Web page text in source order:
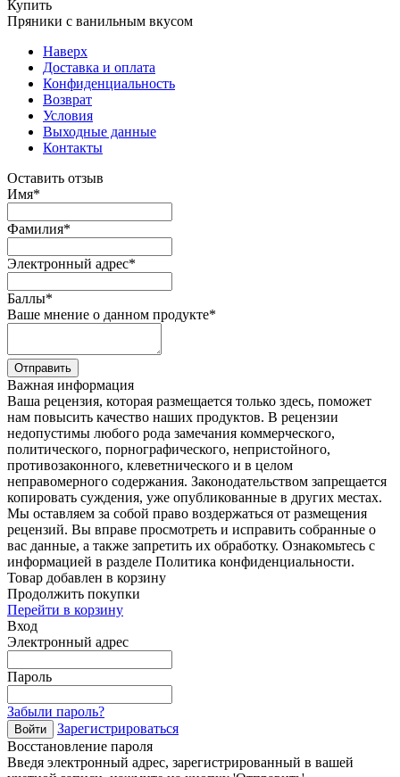
Купить
Пряники с ванильным вкусом
Наверх
Доставка и оплата
Конфиденциальность
Возврат
Условия
Выходные данные
Контакты
Оставить отзыв
Имя*
Фамилия*
Электронный адрес*
Баллы*
Ваше мнение о данном продукте*
Отправить
Важная информация
Ваша рецензия, которая размещается только здесь, поможет
нам повысить качество наших продуктов. В рецензии
недопустимы любого рода замечания коммерческого,
политического, порнографического, непристойного,
противозаконного, клеветнического и в целом
неправомерного содержания. Законодательством запрещается
копировать суждения, уже опубликованные в других местах.
Мы оставляем за собой право воздержаться от размещения
рецензий. Вы вправе просмотреть и исправить собранные о
вас данные, а также запретить их обработку. Ознакомьтесь с
информацией в разделе Политика конфиденциальности.
Товар добавлен в корзину
Продолжить покупки
Перейти в корзину
Вход
Электронный адрес
Пароль
Забыли пароль?
Войти
Зарегистрироваться
Восстановление пароля
Введя электронный адрес, зарегистрированный в вашей